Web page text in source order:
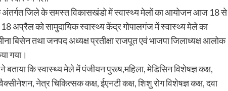
जिले के समस्त विकासखंडो में स्वास्थ्य मेलों का आयोजन आज 18 से
अप्रैल को सामुदायिक स्वास्थ्य केंद्र गोपालगंज में स्वास्थ्य मेले का
बिसेन तथा जनपद अध्यक्ष प्रतीक्षा राजपूत एवं भाजपा जिलाध्यक्ष आलोक
गया।
बताया कि स्वास्थ्य मेले में पंजीयन पुरूष,महिला, मेडिसिन विशेषज्ञ कक्ष,
नेत्र चिकित्सक कक्ष, ईएनटी कक्ष, शिशु रोग विशेषज्ञ कक्ष, दवा